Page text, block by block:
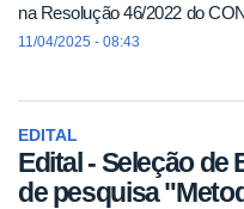
na Resolução 46/2022 do
11/04/2025 - 08:43
EDITAL
Edital - Seleção de
de pesquisa